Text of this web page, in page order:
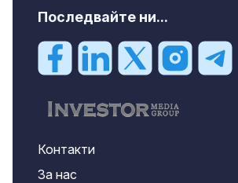
Последвайте ни...
Контакти
За нас